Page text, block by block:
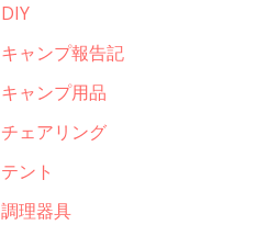
DIY
キャンプ報告記
キャンプ用品
チェアリング
テント
調理器具